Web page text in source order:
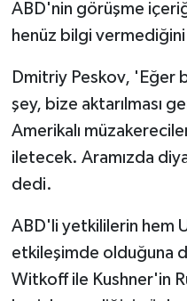
ABD'nin görüşme
henüz bilgi
Dmitriy Peskov, 'Eğer
şey, bize aktarılması
Amerikalı
iletecek. Aramızda
dedi.
ABD'li yetkililerin hem
etkileşimde olduğuna
Witkoff ile Kushner'in